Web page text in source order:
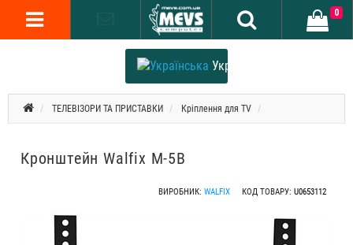
Українська
0
ТЕЛЕВІЗОРИ ТА ПРИСТАВКИ Кріплення для TV
Кронштейн Walfix M-5B
ВИРОБНИК: WALFIX КОД ТОВАРУ: U0653112